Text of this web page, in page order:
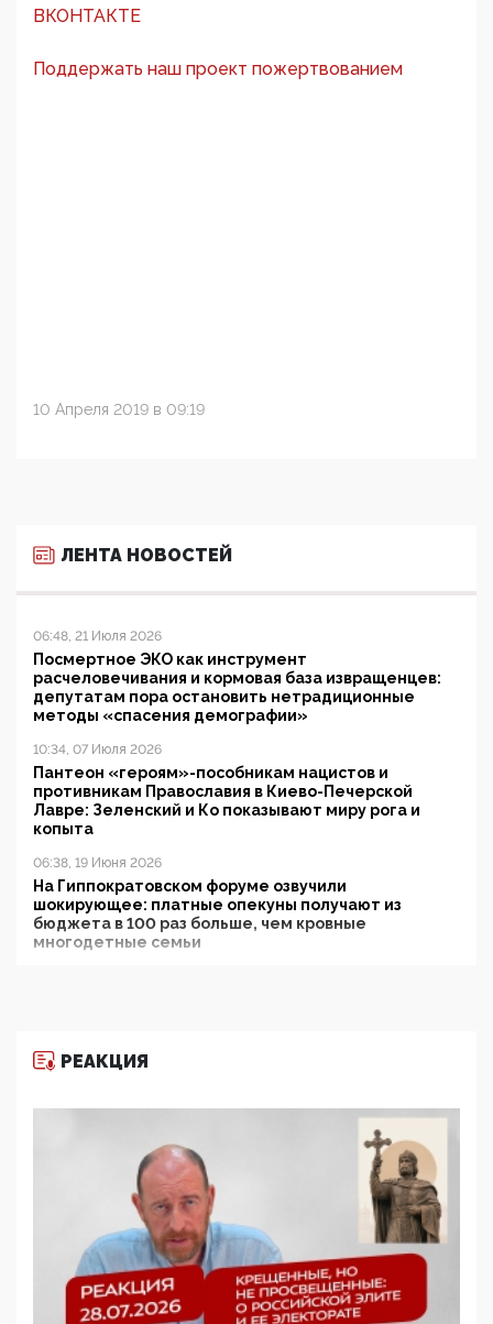
ВКОНТАКТЕ
Поддержать наш проект пожертвованием
10 Апреля 2019 в 09:19
ЛЕНТА НОВОСТЕЙ
06:48, 21 Июля 2026
Посмертное ЭКО как инструмент
расчеловечивания и кормовая база извращенцев:
депутатам пора остановить нетрадиционные
методы «спасения демографии»
10:34, 07 Июля 2026
Пантеон «героям»-пособникам нацистов и
противникам Православия в Киево-Печерской
Лавре: Зеленский и Ко показывают миру рога и
копыта
06:38, 19 Июня 2026
На Гиппократовском форуме озвучили
шокирующее: платные опекуны получают из
бюджета в 100 раз больше, чем кровные
многодетные семьи
11:53, 09 Июня 2026
деятельность ИИТО ЮНЕСКО в России, но
цифроглобалисты продолжают определять
повестку в образовании
09:43, 01 Июня 2026
5G за счет здоровья граждан: Минцифры намерено
отобрать у регионов и муниципалитетов право
защищать жилые дома и социальные объекты от
05:58, 26 Мая 2026
РЕАКЦИЯ